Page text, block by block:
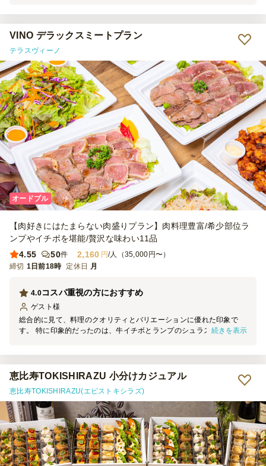
VINO デラックスミートプラン
テラスヴィーノ
オードブル
【肉好きにはたまらない肉盛りプラン】肉料理豊富/希少部位ラ
ンプやイチボを堪能/贅沢な味わい11品
4.55
50件 2,160 円/人（35,000円〜）
締切 1日前18時 定休日 月
コスパ重視の方におすすめ
4.0
ゲスト 様
総合的に見て、料理のクオリティとバリエーションに優れた印象で
す。 特に印象的だったのは、牛イチボとランプのシュラスコ。柔ら
続きを表示
恵比寿TOKISHIRAZU 小分けカジュアル
恵比寿TOKISHIRAZU(エビストキシラズ)